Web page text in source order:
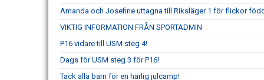
Amanda och Josefine uttagna till Riksläger 1 för flickor
VIKTIG INFORMATION FRÅN SPORTADMIN
P16 vidare till USM steg 4!
Dags för USM steg 3 för P16!
Tack alla barn för en härlig julcamp!